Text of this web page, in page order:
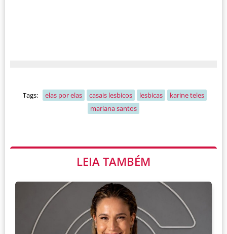
Tags: elas por elas casais lesbicos lesbicas
karine teles
mariana santos
LEIA TAMBÉM